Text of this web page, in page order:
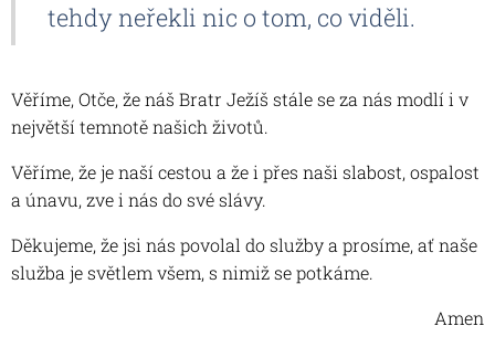
tehdy neřekli nic o tom, co viděli.
Věříme, Otče, že náš Bratr Ježíš stále se za nás modlí i v
největší temnotě našich životů.
Věříme, že je naší cestou a že i přes naši slabost, ospalost
a únavu, zve i nás do své slávy.
Děkujeme, že jsi nás povolal do služby a prosíme, ať naše
služba je světlem všem, s nimiž se potkáme.
Amen